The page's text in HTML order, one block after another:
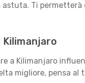
astuta. Ti
a Kilimanjaro
migliore, pensa al